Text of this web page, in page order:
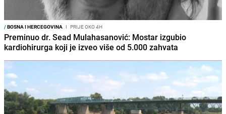
/BOSNA I HERCEGOVINA I PRIJE OKO 4H
Preminuo dr. Sead Mulahasanović: Mostar izgubio
kardiohirurga koji je izveo više od 5.000 zahvata